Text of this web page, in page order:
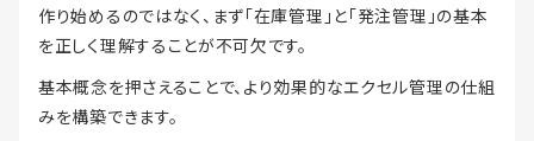
作り始めるのではなく、まず「在庫管理」と「発注管理」の基本
を正しく理解することが不可欠です。
基本概念を押さえることで、より効果的なエクセル管理の仕組
みを構築できます。